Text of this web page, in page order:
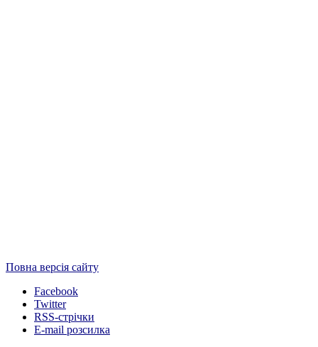
Повна версія сайту
Facebook
Twitter
RSS-стрічки
E-mail розсилка